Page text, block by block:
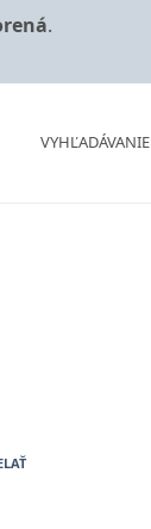
.
VYHĽADÁVANIE